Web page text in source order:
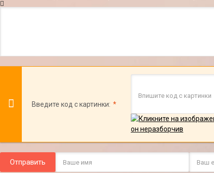
Введите код с картинки:
Отправить